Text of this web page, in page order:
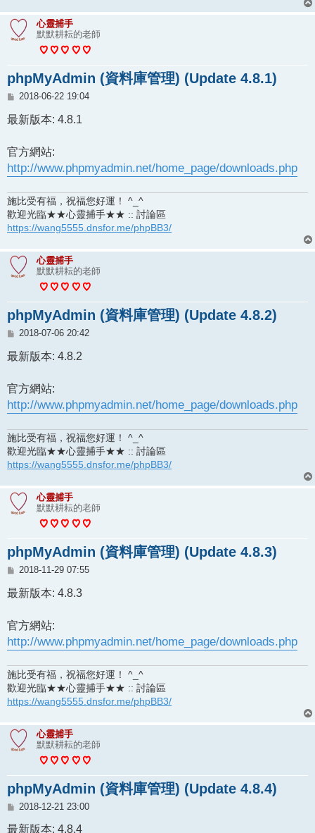
心靈捕手
默默耕耘的老師
phpMyAdmin (資料庫管理) (Update 4.8.1)
文
2018-06-22 19:04
最新版本: 4.8.1
官方網站:
http://www.phpmyadmin.net/home_page/downloads.php
施比受有福，祝福您好運！ ^_^
歡迎光臨★★心靈捕手★★ :: 討論區
https://wang5555.dnsfor.me/phpBB3/
心靈捕手
默默耕耘的老師
phpMyAdmin (資料庫管理) (Update 4.8.2)
文
2018-07-06 20:42
最新版本: 4.8.2
官方網站:
http://www.phpmyadmin.net/home_page/downloads.php
施比受有福，祝福您好運！ ^_^
歡迎光臨★★心靈捕手★★ :: 討論區
https://wang5555.dnsfor.me/phpBB3/
心靈捕手
默默耕耘的老師
phpMyAdmin (資料庫管理) (Update 4.8.3)
文
2018-11-29 07:55
最新版本: 4.8.3
官方網站:
http://www.phpmyadmin.net/home_page/downloads.php
施比受有福，祝福您好運！ ^_^
歡迎光臨★★心靈捕手★★ :: 討論區
https://wang5555.dnsfor.me/phpBB3/
心靈捕手
默默耕耘的老師
phpMyAdmin (資料庫管理) (Update 4.8.4)
文
2018-12-21 23:00
最新版本: 4.8.4